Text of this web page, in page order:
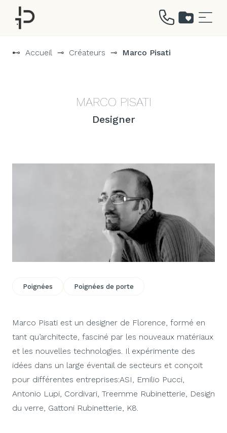
⊷ Accueil ⊸ Créateurs ⊸ Marco Pisati
MARCO PISATI
Designer
Poignées Poignées de porte
Marco Pisati est un designer de Florence, formé en
tant qu’architecte, fasciné par les nouveaux matériaux
et les nouvelles technologies. Il expérimente des
idées dans un large éventail de secteurs et conçoit
pour différentes entreprises:ASI, Emilio Pucci,
Antonio Lupi, Cordivari, Treemme Rubinetterie, Design
du verre, Gattoni Rubinetterie, K8.